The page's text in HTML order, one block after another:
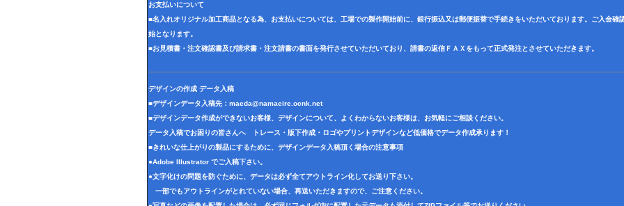
お支払いについて
■名入れオリジナル加工商品となる為、お支払いについては、工場での製作開始前に、銀行振込又は郵便振替で手続きをいただいております。ご入金確
始となります。
■お見積書・注文確認書及び請求書・注文請書の書面を発行させていただいており、請書の返信ＦＡＸをもって正式発注とさせていただきます。
デザインの作成 データ入稿
■デザインデータ入稿先： maeda@namaeire.ocnk.net
■デザインデータ作成ができないお客様、デザインについて、よくわからないお客様は、お気軽にご相談ください。
データ入稿でお困りの皆さんへ トレース・版下作成・ロゴやプリントデザインなど低価格でデータ作成承ります！
■きれいな仕上がりの製品にするために、デザインデータ入稿頂く場合の注意事項
●Adobe Illustrator でご入稿下さい。
●文字化けの問題を防ぐために、データは必ず全てアウトライン化してお送り下さい。
一部でもアウトラインがとれていない場合、再送いただきますので、ご注意ください。